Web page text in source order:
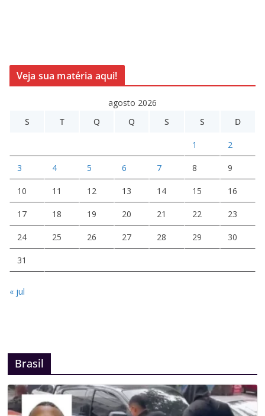
Veja sua matéria aqui!
agosto 2026
S
T Q Q S S D
1 2
3 4 5 6 7 8 9
10 11 12 13 14 15 16
17 18 19 20 21 22 23
24 25 26 27 28 29 30
31
« jul
Brasil